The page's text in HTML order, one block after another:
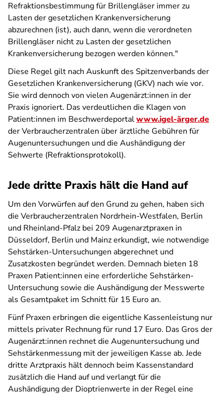
Refraktionsbestimmung für Brillengläser immer zu
Lasten der gesetzlichen Krankenversicherung
abzurechnen (ist), auch dann, wenn die verordneten
Brillengläser nicht zu Lasten der gesetzlichen
Krankenversicherung bezogen werden können."
Diese Regel gilt nach Auskunft des Spitzenverbands der
Gesetzlichen Krankenversicherung (GKV) nach wie vor.
Sie wird dennoch von vielen Augenärzt:innen in der
Praxis ignoriert. Das verdeutlichen die Klagen von
Patient:innen im Beschwerdeportalwww.igel-ärger.de
der Verbraucherzentralen über ärztliche Gebühren für
Augenuntersuchungen und die Aushändigung der
Sehwerte (Refraktionsprotokoll).
Jede dritte Praxis hält die Hand auf
Um den Vorwürfen auf den Grund zu gehen, haben sich
die Verbraucherzentralen Nordrhein-Westfalen, Berlin
und Rheinland-Pfalz bei 209 Augenarztpraxen in
Düsseldorf, Berlin und Mainz erkundigt, wie notwendige
Sehstärken-Untersuchungen abgerechnet und
Zusatzkosten begründet werden. Demnach bieten 18
Praxen Patient:innen eine erforderliche Sehstärken-
Untersuchung sowie die Aushändigung der Messwerte
als Gesamtpaket im Schnitt für 15 Euro an.
Fünf Praxen erbringen die eigentliche Kassenleistung nur
mittels privater Rechnung für rund 17 Euro. Das Gros der
Augenärzt:innen rechnet die Augenuntersuchung und
Sehstärkenmessung mit der jeweiligen Kasse ab. Jede
dritte Arztpraxis hält dennoch beim Kassenstandard
zusätzlich die Hand auf und verlangt für die
Aushändigung der Dioptrienwerte in der Regel eine